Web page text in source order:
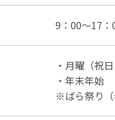
9：00～17：
・月曜（祝
・年末年始
※ばら祭り